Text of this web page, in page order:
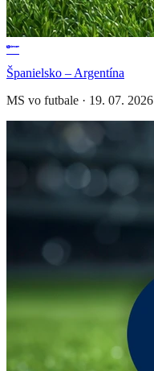
Španielsko – Argentína
MS vo futbale · 19. 07. 2026